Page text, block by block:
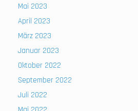
Mai 2023
April 2023
März 2023
Januar 2023
Oktober 2022
September 2022
Juli 2022